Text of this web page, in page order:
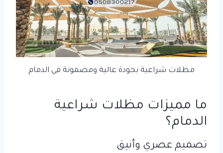
مظلات شراعية بجودة عالية ومضمونة في الدمام
ما مميزات مظلات شراعية
الدمام؟
تصميم عصري وأنيق